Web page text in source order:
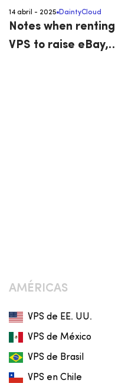
14 abril - 2025 DaintyCloud
Notes when renting
VPS to raise eBay,
AMÉRICAS
VPS de EE. UU.
VPS de México
VPS de Brasil
VPS en Chile